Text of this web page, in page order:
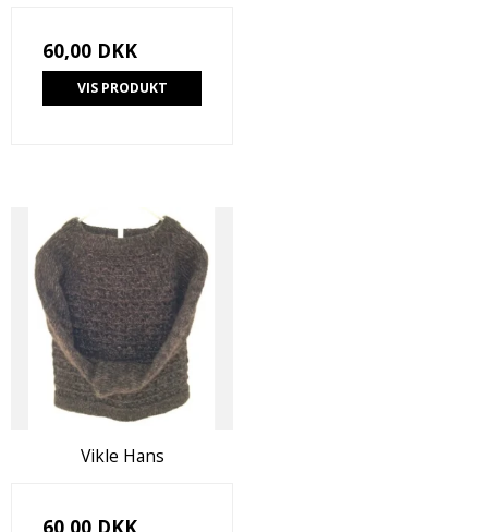
60,00 DKK
VIS PRODUKT
Vikle Hans
60,00 DKK